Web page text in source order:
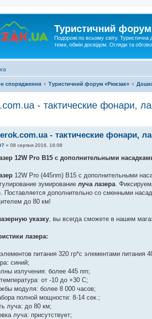
Туристичний
Подорожі по всьому світу. Туристична
теми, обмін досвідом. Огляди та
спорядження Туристичний форум «Рюкзак»
- тактические фонари,
- тактические фонари,
» 08 серпня 2016, 16:08
12W Pro B15 с дополнительными
12W Pro (445nm) B15 с дополнительными
зумирование луча лазера .
Поставляется дополнительно со сменными
до 80 км!
указку , вы всегда сможете в нашем
лазера:
питания 320 гр*с элементами питания
синий;
излучения: более 445 nm;
от -10 до +30 С;
модуля: более 8 000 часов;
полной мощности: 8-14 сек.;
луча: до 80 км;
луча: присутствует;